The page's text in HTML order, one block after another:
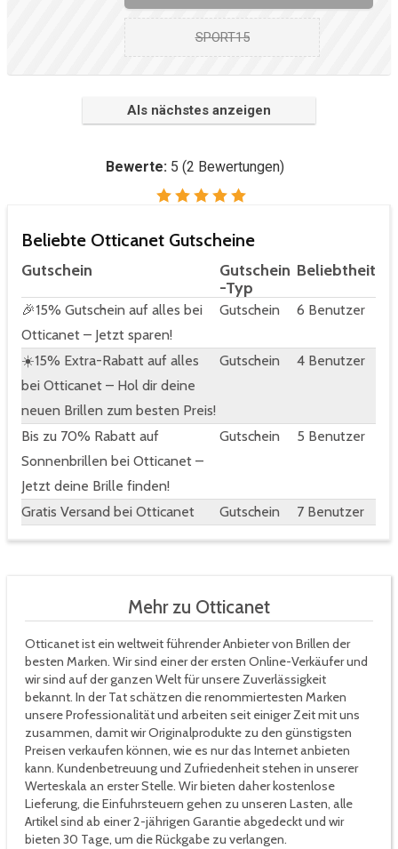
SPORT15
Als nächstes anzeigen
Bewerte: 5 (2 Bewertungen)
Beliebte Otticanet Gutscheine
Gutschein
Gutschein
-Typ
Beliebtheit
🎉15% Gutschein auf alles bei
Otticanet – Jetzt sparen!
Gutschein 6 Benutzer
☀️15% Extra-Rabatt auf alles
bei Otticanet – Hol dir deine
neuen Brillen zum besten Preis!
Gutschein 4 Benutzer
Bis zu 70% Rabatt auf
Sonnenbrillen bei Otticanet –
Jetzt deine Brille finden!
Gutschein 5 Benutzer
Gratis Versand bei Otticanet Gutschein 7 Benutzer
Mehr zu Otticanet
Otticanet ist ein weltweit führender Anbieter von Brillen der
besten Marken. Wir sind einer der ersten Online-Verkäufer und
wir sind auf der ganzen Welt für unsere Zuverlässigkeit
bekannt. In der Tat schätzen die renommiertesten Marken
unsere Professionalität und arbeiten seit einiger Zeit mit uns
zusammen, damit wir Originalprodukte zu den günstigsten
Preisen verkaufen können, wie es nur das Internet anbieten
kann. Kundenbetreuung und Zufriedenheit stehen in unserer
Werteskala an erster Stelle. Wir bieten daher kostenlose
Lieferung, die Einfuhrsteuern gehen zu unseren Lasten, alle
Artikel sind ab einer 2-jährigen Garantie abgedeckt und wir
bieten 30 Tage, um die Rückgabe zu verlangen.